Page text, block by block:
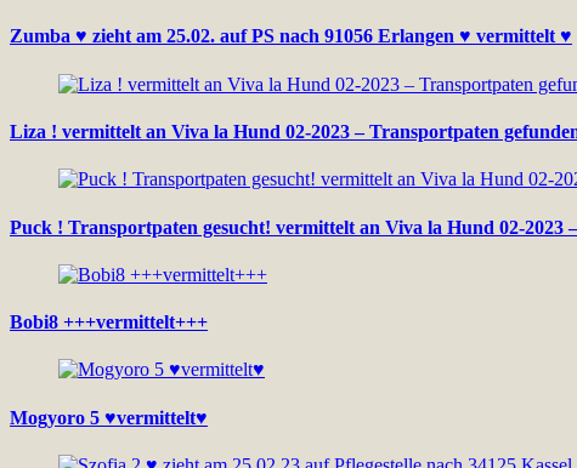
Zumba ♥ zieht am 25.02. auf PS nach 91056 Erlangen ♥ vermittelt ♥
Liza ! vermittelt an Viva la Hund 02-2023 – Transportpaten
Puck ! Transportpaten gesucht! vermittelt an Viva la Hund 02-2023
Bobi8 +++vermittelt+++
Mogyoro 5 ♥vermittelt♥